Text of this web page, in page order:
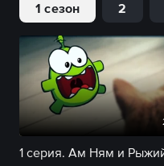
1 сезон 2
1 серия. Ам Ням и